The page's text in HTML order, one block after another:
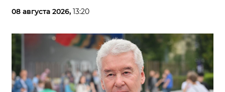
08 августа 2026, 13:20